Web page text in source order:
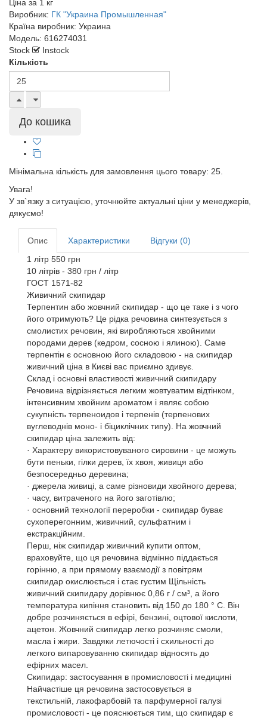
Ціна за 1 кг
Виробник: ГК "Украина Промышленная"
Країна виробник: Украина
Модель: 616274031
Stock
Instock
Кількість
Мінімальна кількість для замовлення цього товару: 25.
Увага!
У зв`язку з ситуацією, уточнюйте актуальні ціни у менеджерів,
дякуємо!
Опис Характеристики
Відгуки (0)
1 літр 550 грн
10 літрів - 380 грн / літр
ГОСТ 1571-82
Живичний скипидар
Терпентин або жовчний скипидар - що це таке і з чого
його отримують? Це рідка речовина синтезується з
смолистих речовин, які виробляються хвойними
породами дерев (кедром, сосною і ялиною). Саме
терпентін є основною його складовою - на скипидар
живичний ціна в Києві вас приємно здивує.
Склад і основні властивості живичний скипидару
Речовина відрізняється легким жовтуватим відтінком,
інтенсивним хвойним ароматом і являє собою
сукупність терпеноидов і терпенів (терпенових
вуглеводнів моно- і біциклічних типу). На жовчний
скипидар ціна залежить від:
· Характеру використовуваного сировини - це можуть
бути пеньки, гілки дерев, їх хвоя, живиця або
безпосередньо деревина;
· джерела живиці, а саме різновиди хвойного дерева;
· часу, витраченого на його заготівлю;
· основний технології переробки - скипидар буває
сухоперегонним, живичний, сульфатним і
екстракційним.
Перш, ніж скипидар живичний купити оптом,
враховуйте, що ця речовина відмінно піддається
горінню, а при прямому взаємодії з повітрям
скипидар окислюється і стає густим Щільність
живичний скипидару дорівнює 0,86 г / см³, а його
температура кипіння становить від 150 до 180 ° C. Він
добре розчиняється в ефірі, бензині, оцтової кислоти,
ацетон. Жовчний скипидар легко розчиняє смоли,
масла і жири. Завдяки летючості і схильності до
легкого випаровуванню скипидар відносять до
ефірних масел.
Скипидар: застосування в промисловості і медицині
Найчастіше ця речовина застосовується в
текстильній, лакофарбовій та парфумерної галузі
промисловості - це пояснюється тим, що скипидар є